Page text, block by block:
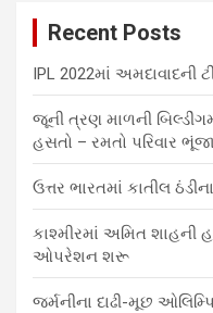
Recent Posts
IPL 2022માં અમદાવાદની
જૂની ત્રણ માળની
હસતો – રમતો પરિવાર
ઉત્તર ભારતમાં કાતીલ
કાશ્મીરમાં અમિત શાહની
ઓપરેશન શરૂ
જર્મનીના દાઢી-મૂછ